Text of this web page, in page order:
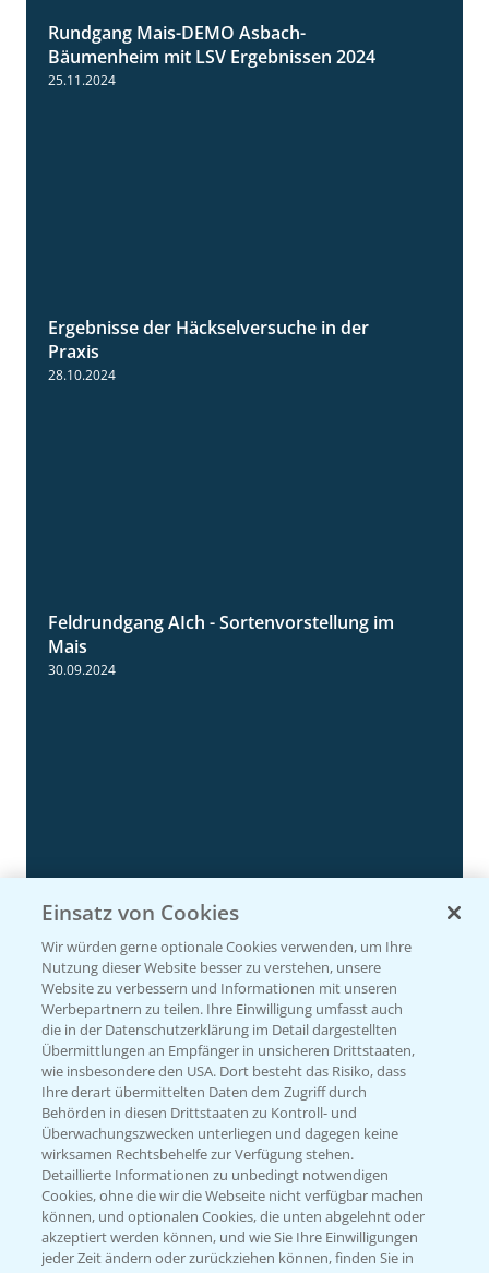
8:38
Rundgang Mais-DEMO Asbach-
Bäumenheim mit LSV Ergebnissen 2024
25.11.2024
Ergebnisse der Häckselversuche in der
Praxis
11:24
Feldrundgang AIch - Sortenvorstellung im
Mais
30.09.2024
4:50
Rundgang Silomais Demo bei Neu-Ulm
23.09.2024
5:54
Rundgang - Silomais Demo Region
Augsburg
Einsatz von Cookies
Wir würden gerne optionale Cookies verwenden, um Ihre
Nutzung dieser Website besser zu verstehen, unsere
Website zu verbessern und Informationen mit unseren
Werbepartnern zu teilen. Ihre Einwilligung umfasst auch
die in der Datenschutzerklärung im Detail dargestellten
Übermittlungen an Empfänger in unsicheren Drittstaaten,
wie insbesondere den USA. Dort besteht das Risiko, dass
Ihre derart übermittelten Daten dem Zugriff durch
Behörden in diesen Drittstaaten zu Kontroll- und
Überwachungszwecken unterliegen und dagegen keine
wirksamen Rechtsbehelfe zur Verfügung stehen.
Detaillierte Informationen zu unbedingt notwendigen
Cookies, ohne die wir die Webseite nicht verfügbar machen
können, und optionalen Cookies, die unten abgelehnt oder
akzeptiert werden können, und wie Sie Ihre Einwilligungen
jeder Zeit ändern oder zurückziehen können, finden Sie in